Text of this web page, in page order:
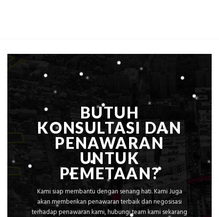
Elevasi,
Rekomendasi
Konstruksi
BUTUH
KONSULTASI DAN
PENAWARAN
UNTUK
PEMETAAN?
Kami siap membantu dengan senang hati. Kami Juga
akan memberikan penawaran terbaik dan negosisasi
terhadap penawaran kami, hubungi team kami sekarang